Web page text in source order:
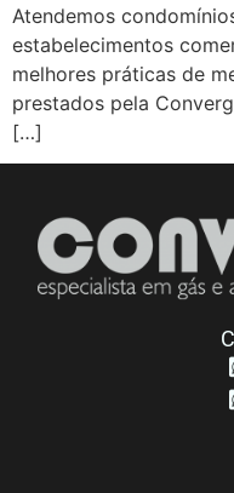
Atendemos
estabelecimentos
melhores práticas de
prestados pela
[…]